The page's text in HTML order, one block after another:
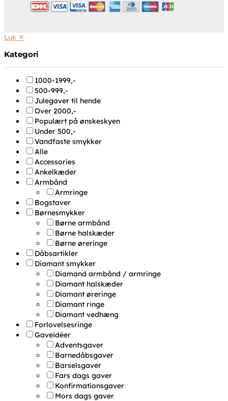
Luk ✕
Kategori
1000-1999,-
500-999,-
Julegaver til hende
Over 2000,-
Populært på ønskeskyen
Under 500,-
Vandfaste smykker
Alle
Accessories
Ankelkæder
Armbånd
Armringe
Bogstaver
Børnesmykker
Børne armbånd
Børne halskæder
Børne øreringe
Dåbsartikler
Diamant smykker
Diamand armbånd / armringe
Diamant halskæder
Diamant øreringe
Diamant ringe
Diamant vedhæng
Forlovelsesringe
Gaveidéer
Adventsgaver
Barnedåbsgaver
Barselsgaver
Fars dags gaver
Konfirmationsgaver
Mors dags gaver